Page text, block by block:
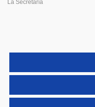
La Secretaría